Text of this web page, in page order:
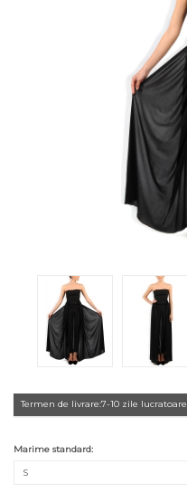
Termen de livrare:7-10 zile lucratoare
Marime standard: